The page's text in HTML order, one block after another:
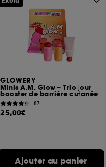
GLOWERY
Minis A.M. Glow – Trio jour
booster de barrière cutanée
87
25,00€
Ajouter au panier